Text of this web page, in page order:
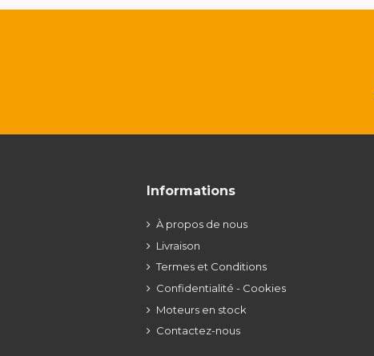
Informations
À propos de nous
Livraison
Termes et Conditions
Confidentialité - Cookies
Moteurs en stock
Contactez-nous